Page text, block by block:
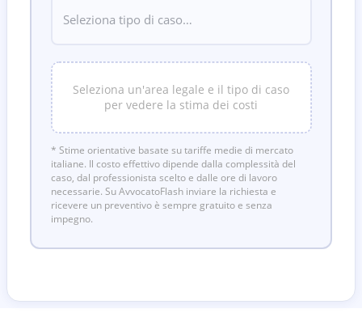
Seleziona un'area legale e il tipo di caso
per vedere la stima dei costi
* Stime orientative basate su tariffe medie di mercato
italiane. Il costo effettivo dipende dalla complessità del
caso, dal professionista scelto e dalle ore di lavoro
necessarie. Su AvvocatoFlash inviare la richiesta e
ricevere un preventivo è sempre gratuito e senza
impegno.